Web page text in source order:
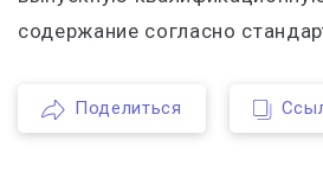
содержание согласно
Поделиться